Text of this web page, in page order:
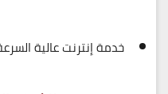
خدمة إنترنت عالية